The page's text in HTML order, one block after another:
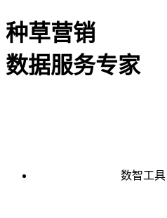
种草营销
数据服务专家
数智工具